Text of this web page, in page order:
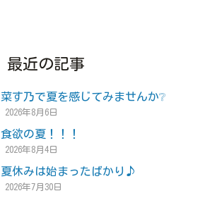
最近の記事
菜す乃で夏を感じてみませんか❔
2026年8月6日
食欲の夏！！！
2026年8月4日
夏休みは始まったばかり♪
2026年7月30日